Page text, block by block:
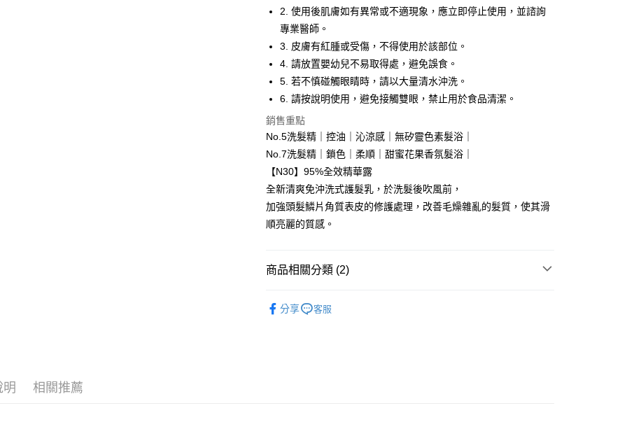
付款後全家取貨
每筆NT$65，滿NT$1,500(含以上)免運費
7-11取貨付款
每筆NT$65，滿NT$1,500(含以上)免運費
付款後7-11取貨
每筆NT$65，滿NT$1,500(含以上)免運費
宅配
每筆NT$100，滿NT$1,500(含以上)免運費
付款後門市自取(需14天內取貨)
免運費
2. 使用後肌膚如有異常或不適現象，應立即停止使用，並諮詢
專業醫師。
3. 皮膚有紅腫或受傷，不得使用於該部位。
4. 請放置嬰幼兒不易取得處，避免誤食。
5. 若不慎碰觸眼睛時，請以大量清水沖洗。
6. 請按說明使用，避免接觸雙眼，禁止用於食品清潔。
銷售重點
No.5洗髮精｜控油｜沁涼感｜無矽靈色素髮浴｜
No.7洗髮精｜鎖色｜柔順｜甜蜜花果香氛髮浴｜
【N30】95%全效精華露
全新清爽免沖洗式護髮乳，於洗髮後吹風前，
加強頭髮鱗片角質表皮的修護處理，改善毛燥雜亂的髮質，使其滑
順亮麗的質感。
商品相關分類 (2)
分享 客服
明 相關推薦